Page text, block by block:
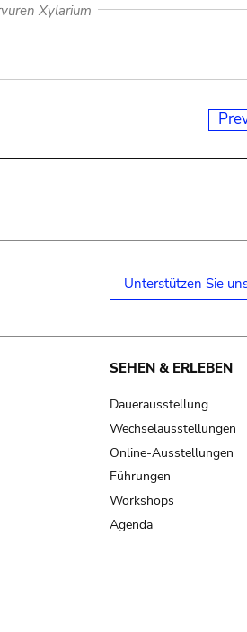
Xylarium
Unterstützen Sie
SEHEN & ERLEBEN
Dauerausstellung
Wechselausstellungen
Online-Ausstellungen
Führungen
Workshops
Agenda